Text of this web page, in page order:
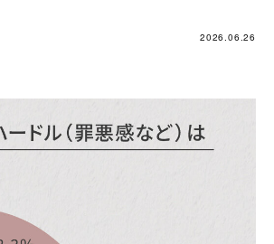
2026.06.26